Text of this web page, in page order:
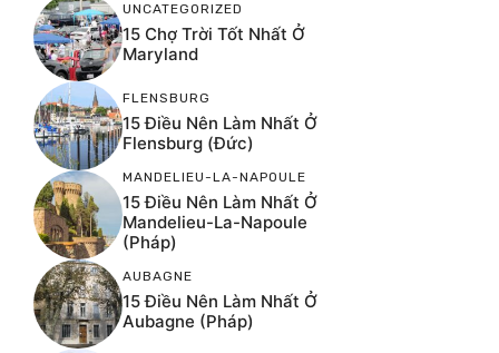
UNCATEGORIZED
15 Chợ Trời Tốt Nhất Ở
Maryland
FLENSBURG
15 Điều Nên Làm Nhất Ở
Flensburg (Đức)
MANDELIEU-LA-NAPOULE
15 Điều Nên Làm Nhất Ở
Mandelieu-La-Napoule
(Pháp)
AUBAGNE
15 Điều Nên Làm Nhất Ở
Aubagne (Pháp)